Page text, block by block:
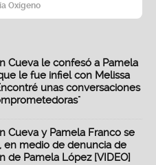
Oxígeno
Cueva le confesó a Pamela
le fue infiel con Melissa
unas conversaciones
Cueva y Pamela Franco se
en medio de denuncia de
de Pamela López [VIDEO]